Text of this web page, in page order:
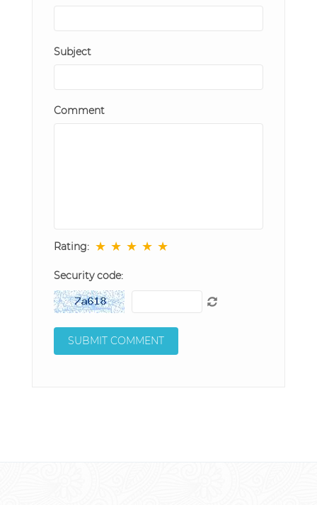
Subject
Comment
Rating: ★ ★ ★ ★ ★
Security code: